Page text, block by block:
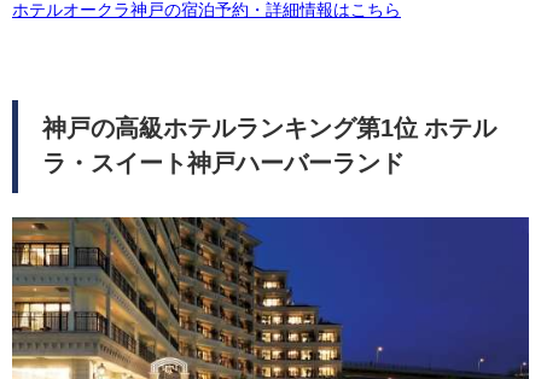
ホテルオークラ神戸の宿泊予約・詳細情報はこちら
神戸の高級ホテルランキング第1位 ホテル
ラ・スイート神戸ハーバーランド